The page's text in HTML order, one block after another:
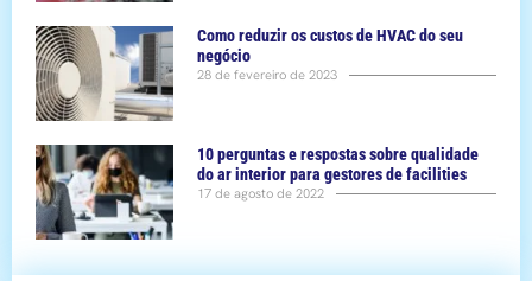
Como reduzir os custos de HVAC do seu
negócio
28 de fevereiro de 2023
10 perguntas e respostas sobre qualidade
do ar interior para gestores de facilities
17 de agosto de 2022